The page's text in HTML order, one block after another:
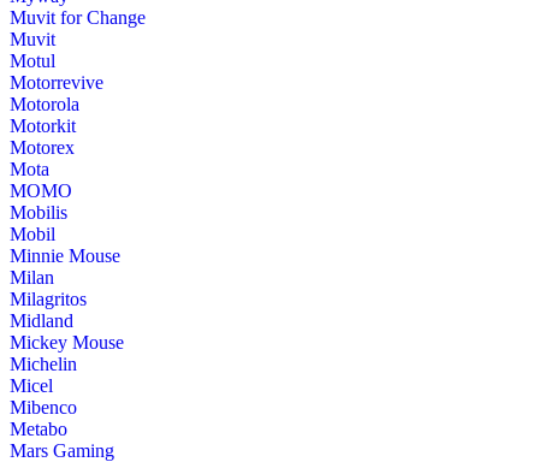
Muvit for Change
Muvit
Motul
Motorrevive
Motorola
Motorkit
Motorex
Mota
MOMO
Mobilis
Mobil
Minnie Mouse
Milan
Milagritos
Midland
Mickey Mouse
Michelin
Micel
Mibenco
Metabo
Mars Gaming